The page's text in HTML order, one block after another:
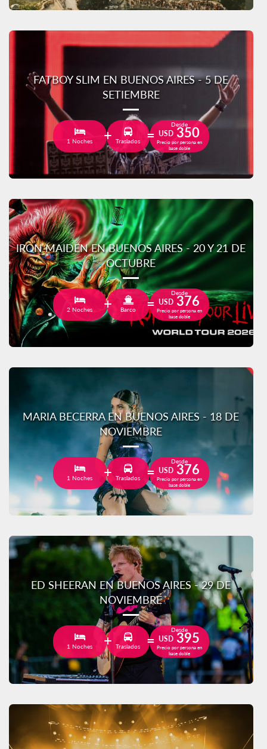
FATBOY SLIM EN BUENOS AIRES - 5 DE
SETIEMBRE
1 Noches Traslados
Desde
USD 350
Precio por persona en
base doble
IRON MAIDEN EN BUENOS AIRES - 20 Y 21 DE
OCTUBRE
2 Noches Barco
Desde
USD 376
Precio por persona en
base doble
MARIA BECERRA EN BUENOS AIRES - 18 DE
NOVIEMBRE
1 Noches Traslados
Desde
USD 376
Precio por persona en
base doble
ED SHEERAN EN BUENOS AIRES - 29 DE
NOVIEMBRE
1 Noches Traslados
Desde
USD 395
Precio por persona en
base doble